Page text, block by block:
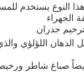
النوع يستخدم
الجهراء
جدران
الدهان اللؤلؤي
صباغ شاطر